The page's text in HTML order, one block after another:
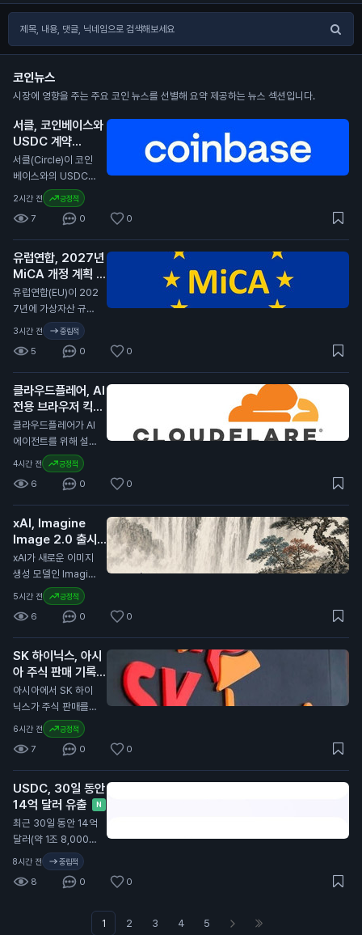
코인뉴스
시장에 영향을 주는 주요 코인 뉴스를 선별해 요약 제공하는 뉴스 섹션입니다.
서클, 코인베이스와
USDC 계약
2029년까지 연장
N
서클(Circle)이 코인
베이스와의 USDC
스테이블코인 계약을
2029년까지 연장했
습니다. 이번 계약 연
장은 서클이 코인베이
스 플랫폼에서 USD
C의 중심 역할을 계속
유지할 수 있게 합니
다. 서클은 분기 배당
금을 포기하고, 제품
개발과 성장 기회에
재투자하기로 결정했
습니다. 서클은 지난
분기 동안 7억 1천만
달러(약 9천 5백억
원)의 수익을 기록했
습니다. 이는 전년 대
니다. USDC의 유통
량은 전년 대비 19%
러(약 99조 원)에 달
했습니다. 코인베이스
는 이 유통량의 약 3
0%를 보유하고 있습
니다. 이번 계약 연장
은 일반 투자자에게
중요한 의미를 가집니
는 만큼, 향후 USDC
의 안정성과 유통량
증가가 기대됩니다.
이는 투자자들의 자산
가치에도 긍정적인 영
향을 미칠 수 있습니
2시간 전 긍정적
7 0 0
유럽연합, 2027년
MiCA 개정 계획 발
표
N
유럽연합(EU)이 202
7년에 가상자산 규제
법안인 MiCA(가상자
산 시장 규제)를 개정
할 계획이라고 발표했
습니다. 이 개정안은
비EU 국가의 가상자
산 발행자, 스테이블
코인, 토큰화된 결제
방식을 다룰 예정입니
다. MiCA는 유럽 내
가상자산 시장의 규제
를 강화하기 위해 제
정된 법안입니다. 이
번 개정은 글로벌 가
상자산 시장의 변화에
대응하기 위한 것으
로, 특히 유럽 외부의
발행자와 관련된 규제
를 포함합니다. 이는
유럽 내 가상자산 사
높이기 위한 노력으로
해석됩니다. 이번 발
표는 일반 투자자에게
중요합니다. 유럽의
규제가 강화되면 스테
이블코인과 같은 가상
자산의 사용에 영향을
한 변화가 자신의 자
산에 어떤 영향을 미
칠지 주의 깊게 살펴
봐야 합니다.
3시간 전 중립적
5 0 0
클라우드플레어, AI
전용 브라우저 킥서
프 출시
N
클라우드플레어가 AI
에이전트를 위해 설계
된 브라우저 킥서프(K
itesurf)를 출시했습
니다. 이 브라우저는
클라우드플레어의 서
버리스 플랫폼인 워커
스(Workers) 위에서
작동합니다. 킥서프는
현재 베타 버전으로
무료로 제공됩니다.
클라우드플레어는 킥
서프를 단 12주 만에
개발했습니다. 이 브
라우저는 AI 에이전트
가 웹을 더 효율적으
로 탐색하도록 돕습니
다. 기존의 크롬 브라
파워를 사용하여 비용
을 절감할 수 있습니
프를 사용해 웹사이트
를 탐색하고, 양식을
작성하며, 다른 브라
우저 기반 작업을 수
행할 수 있습니다. 이
브라우저의 출시는 AI
소프트웨어의 발전에
4시간 전 긍정적
6 0 0
xAI, Imagine
Image 2.0 출시
발표
N
xAI가 새로운 이미지
생성 모델인 Imagin
e Image 2.0을 출시
했습니다. 이 모델은
Grok 웹사이트와 iO
S 및 Android 앱에서
사용할 수 있습니다.
사용자는 보다 정밀한
이미지 편집과 템플릿
기능을 이용할 수 있
습니다. Imagine Im
age 2.0은 디자인,
사진, 일러스트레이션
작업에 적합하도록 개
발되었습니다. 이 모
델은 텍스트를 이미지
로 변환하는 기능에서
세계 2위에 올랐습니
다. 현재 API 접근은
계획 중이지만, 아직
제공되지 않습니다.
소식은 중요한 의미가
5시간 전 긍정적
6 0 0
SK 하이닉스, 아시
아 주식 판매 기록
경신 주도
N
아시아에서 SK 하이
닉스가 주식 판매를
이끌며 7월에 830억
달러(약 11조 1,000억
원) 이상의 자금을 모
았습니다. 이는 아시
아 지역에서 가장 높
은 월간 판매 기록입
니다. SK 하이닉스는
미국에서 265억 달
러(약 3조 5,000억
원) 규모의 상장을 진
행했습니다. 이는 외
에 상장한 것 중 가장
6시간 전 긍정적
7 0 0
USDC, 30일 동안
14억 달러 유출
N
최근 30일 동안 14억
달러(약 1조 8,000억
원) 규모의 스테이블
코인 USDC가 유통
에서 사라졌습니다.
8시간 전 중립적
8 0 0
1 2 3 4 5